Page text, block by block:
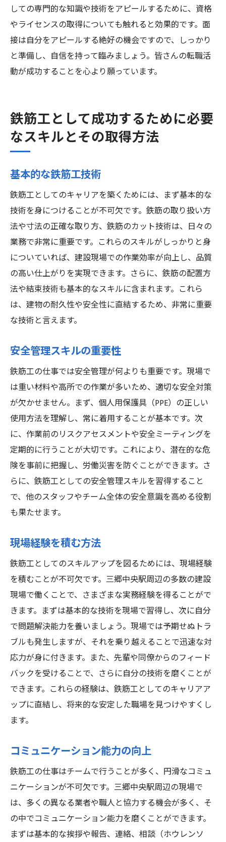
しての専門的な知識や技術をアピールするために、資格
やライセンスの取得についても触れると効果的です。面
接は自分をアピールする絶好の機会ですので、しっかり
と準備し、自信を持って臨みましょう。皆さんの転職活
動が成功することを心より願っています。
鉄筋工として成功するために必要
なスキルとその取得方法
基本的な鉄筋工技術
鉄筋工としてのキャリアを築くためには、まず基本的な
技術を身につけることが不可欠です。鉄筋の取り扱い方
法や寸法の正確な取り方、鉄筋のカット技術は、日々の
業務で非常に重要です。これらのスキルがしっかりと身
についていれば、建設現場での作業効率が向上し、品質
の高い仕上がりを実現できます。さらに、鉄筋の配置方
法や結束技術も基本的なスキルに含まれます。これら
は、建物の耐久性や安全性に直結するため、非常に重要
な技術と言えます。
安全管理スキルの重要性
鉄筋工の仕事では安全管理が何よりも重要です。現場で
は重い材料や高所での作業が多いため、適切な安全対策
が欠かせません。まず、個人用保護具（PPE）の正しい
使用方法を理解し、常に着用することが基本です。次
に、作業前のリスクアセスメントや安全ミーティングを
定期的に行うことが大切です。これにより、潜在的な危
険を事前に把握し、労働災害を防ぐことができます。さ
らに、鉄筋工としての安全管理スキルを習得すること
で、他のスタッフやチーム全体の安全意識を高める役割
も果たせます。
現場経験を積む方法
鉄筋工としてのスキルアップを図るためには、現場経験
を積むことが不可欠です。三郷中央駅周辺の多数の建設
現場で働くことで、さまざまな実務経験を得ることがで
きます。まずは基本的な技術を現場で習得し、次に自分
で問題解決能力を養いましょう。現場では予期せぬトラ
ブルも発生しますが、それを乗り越えることで迅速な対
応力が身に付きます。また、先輩や同僚からのフィード
バックを受けることで、さらに自分の技術を磨くことが
できます。これらの経験は、鉄筋工としてのキャリアア
ップに直結し、将来的な安定した職場を見つけやすくし
ます。
コミュニケーション能力の向上
鉄筋工の仕事はチームで行うことが多く、円滑なコミュ
ニケーションが不可欠です。三郷中央駅周辺の現場で
は、多くの異なる業者や職人と協力する機会が多く、そ
の中でコミュニケーション能力を磨くことができます。
まずは基本的な挨拶や報告、連絡、相談（ホウレンソ